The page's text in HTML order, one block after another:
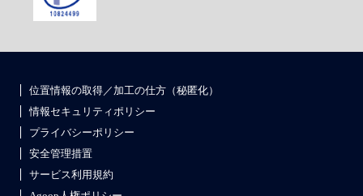
位置情報の取得／加工の仕方（秘匿化）
情報セキュリティポリシー
プライバシーポリシー
安全管理措置
サービス利用規約